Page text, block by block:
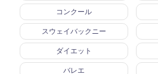
コンクール
スウェイバックニー
ダイエット
バレエ